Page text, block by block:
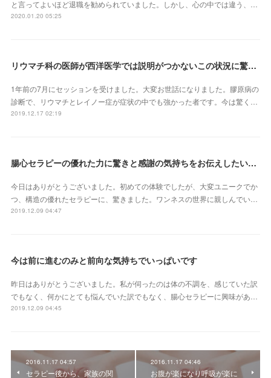
と言ってよいほど退職を勧められていました。しかし、心の中では違う、…
2020.01.20 05:25
リウマチ科の医師が西洋医学では説明がつかないこの状況に驚いて「何をしたのか?」 と不思議がるばかりです
1年前の7月にセッションを受けました。大変お世話になりました。膠原病の
診断で、リウマチとレイノー症が症状の中でも強かった者です。今は驚く…
2019.12.17 02:19
腸心セラピーの優れた力に驚きと感謝の気持ちをお伝えしたいです
今日はありがとうございました。初めての体験でしたが、大変ユニークでか
つ、構造の優れたセラピーに、驚きました。ワンネスの世界に親しんでい…
2019.12.09 04:47
今は前に進むのみと前向な気持ちでいっぱいです
昨日はありがとうございました。私が伺ったのは体の不調を、感じていた訳
でもなく、何かにとても悩んでいた訳でもなく、腸心セラピーに興味があ…
2019.12.09 04:45
2016.11.17 04:57
セラピー後から、家族の関
2016.11.17 04:46
お腹が楽になり呼吸が楽に